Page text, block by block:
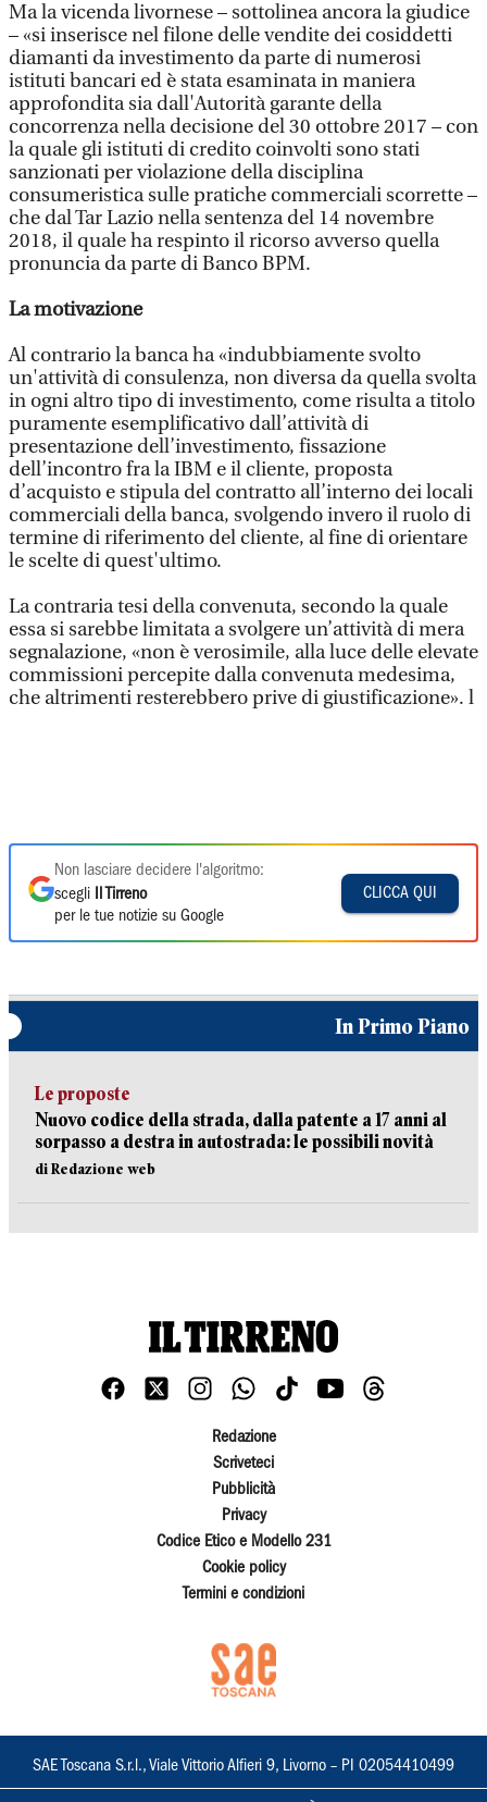
Ma la vicenda livornese – sottolinea ancora la giudice
– «si inserisce nel filone delle vendite dei cosiddetti
diamanti da investimento da parte di numerosi
istituti bancari ed è stata esaminata in maniera
approfondita sia dall'Autorità garante della
concorrenza nella decisione del 30 ottobre 2017 – con
la quale gli istituti di credito coinvolti sono stati
sanzionati per violazione della disciplina
consumeristica sulle pratiche commerciali scorrette –
che dal Tar Lazio nella sentenza del 14 novembre
2018, il quale ha respinto il ricorso avverso quella
pronuncia da parte di Banco BPM.
La motivazione
Al contrario la banca ha «indubbiamente svolto
un'attività di consulenza, non diversa da quella svolta
in ogni altro tipo di investimento, come risulta a titolo
puramente esemplificativo dall’attività di
presentazione dell’investimento, fissazione
dell’incontro fra la IBM e il cliente, proposta
d’acquisto e stipula del contratto all’interno dei locali
commerciali della banca, svolgendo invero il ruolo di
termine di riferimento del cliente, al fine di orientare
le scelte di quest'ultimo.
La contraria tesi della convenuta, secondo la quale
essa si sarebbe limitata a svolgere un’attività di mera
segnalazione, «non è verosimile, alla luce delle elevate
commissioni percepite dalla convenuta medesima,
che altrimenti resterebbero prive di giustificazione». l
Non lasciare decidere l'algoritmo:
scegli
Il Tirreno
per le tue notizie su Google
CLICCA QUI
In Primo Piano
Le proposte
Nuovo codice della strada, dalla patente a 17 anni al
sorpasso a destra in autostrada: le possibili novità
di Redazione web
Redazione
Scriveteci
Pubblicità
Privacy
Codice Etico e Modello 231
Cookie policy
Termini e condizioni
SAE Toscana S.r.l., Viale Vittorio Alfieri 9, Livorno – PI 02054410499